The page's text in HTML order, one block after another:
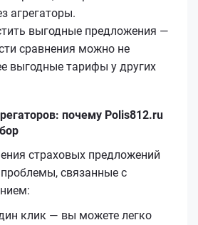
агрегаторы.
выгодные предложения —
сравнения можно не
выгодные тарифы у других
почему Polis812.ru
страховых предложений
связанные с
клик — вы можете легко